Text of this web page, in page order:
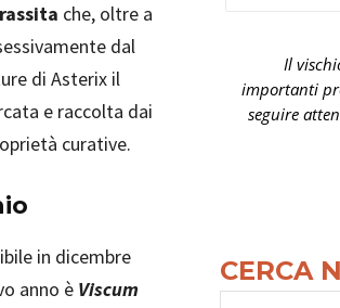
che, oltre a
dal
di Asterix il
e raccolta dai
curative.
in dicembre
anno è Viscum
Il
importanti
seguire
CERCA